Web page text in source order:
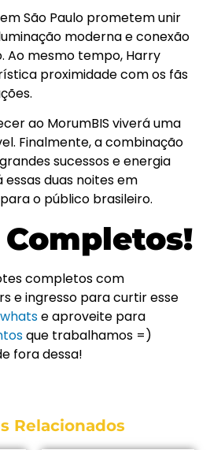
São Paulo prometem unir
moderna e conexão
Ao mesmo tempo, Harry
proximidade com os fãs
ao MorumBIS viverá uma
Finalmente, a combinação
sucessos e energia
duas noites em
o público brasileiro.
completos com
e ingresso para curtir esse
whatse aproveite para
que trabalhamos =)
fora dessa!
Relacionados